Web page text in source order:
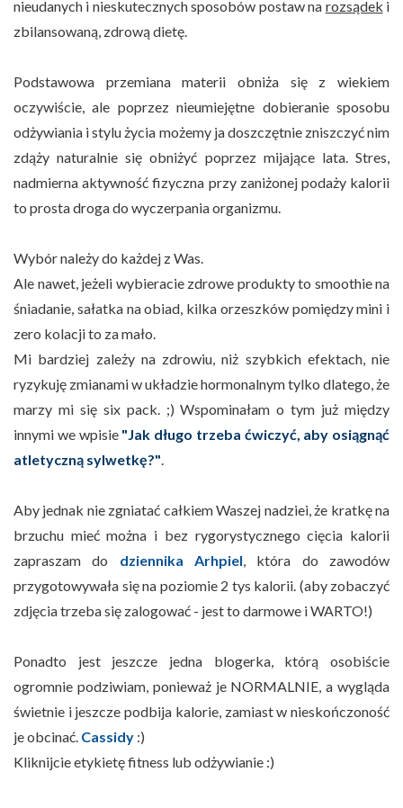
nieudanych i nieskutecznych sposobów postaw na rozsądek i
zbilansowaną, zdrową dietę.
Podstawowa przemiana materii obniża się z wiekiem
oczywiście, ale poprzez nieumiejętne dobieranie sposobu
odżywiania i stylu życia możemy ja doszczętnie zniszczyć nim
zdąży naturalnie się obniżyć poprzez mijające lata. Stres,
nadmierna aktywność fizyczna przy zaniżonej podaży kalorii
to prosta droga do wyczerpania organizmu.
Wybór należy do każdej z Was.
Ale nawet, jeżeli wybieracie zdrowe produkty to smoothie na
śniadanie, sałatka na obiad, kilka orzeszków pomiędzy mini i
zero kolacji to za mało.
Mi bardziej zależy na zdrowiu, niż szybkich efektach, nie
ryzykuję zmianami w układzie hormonalnym tylko dlatego, że
marzy mi się six pack. ;) Wspominałam o tym już między
innymi we wpisie "Jak długo trzeba ćwiczyć, aby osiągnąć
atletyczną sylwetkę?".
Aby jednak nie zgniatać całkiem Waszej nadziei, że kratkę na
brzuchu mieć można i bez rygorystycznego cięcia kalorii
zapraszam do dziennika Arhpiel, która do zawodów
przygotowywała się na poziomie 2 tys kalorii. (aby zobaczyć
zdjęcia trzeba się zalogować - jest to darmowe i WARTO!)
Ponadto jest jeszcze jedna blogerka, którą osobiście
ogromnie podziwiam, ponieważ je NORMALNIE, a wygląda
świetnie i jeszcze podbija kalorie, zamiast w nieskończoność
je obcinać. Cassidy :)
Kliknijcie etykietę fitness lub odżywianie :)